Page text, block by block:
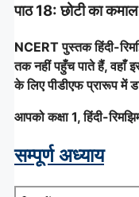
पाठ 18: छोटी का कमाल
NCERT पुस्तक हिंदी-
तक नहीं पहुँच पाते हैं, वहाँ
के लिए पीडीएफ प्रारूप में
आपको कक्षा 1, हिंदी-
सम्पूर्ण अध्याय